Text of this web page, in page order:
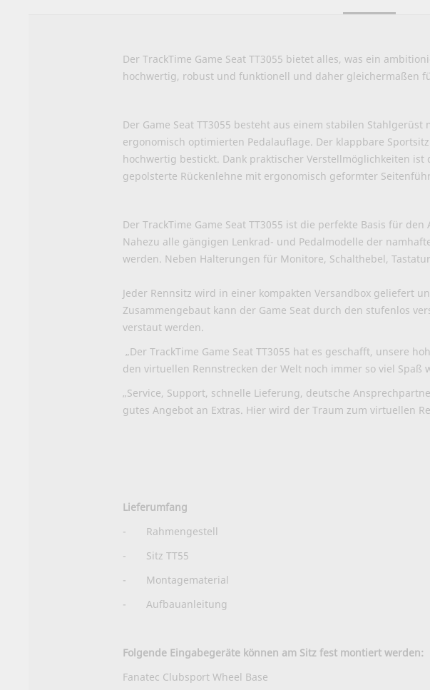
Der TrackTime Game Seat TT3055 bietet alles, was ein
hochwertig, robust und funktionell und daher gleichermaßen
Der Game Seat TT3055 besteht aus einem stabilen
ergonomisch optimierten Pedalauflage. Der klappbare
hochwertig bestickt. Dank praktischer Verstellmöglichkeiten
gepolsterte Rückenlehne mit ergonomisch geformter
Der TrackTime Game Seat TT3055 ist die perfekte Basis für
Nahezu alle gängigen Lenkrad- und Pedalmodelle der
werden. Neben Halterungen für Monitore, Schalthebel,
Jeder Rennsitz wird in einer kompakten Versandbox geliefert
Zusammengebaut kann der Game Seat durch den stufenlos
verstaut werden.
„Der TrackTime Game Seat TT3055 hat es geschafft, unsere
den virtuellen Rennstrecken der Welt noch immer so viel Spaß
„Service, Support, schnelle Lieferung, deutsche
gutes Angebot an Extras. Hier wird der Traum zum virtuellen
Lieferumfang
- Rahmengestell
- Sitz TT55
- Montagematerial
- Aufbauanleitung
Folgende Eingabegeräte können am Sitz fest montiert werden:
Fanatec Clubsport Wheel Base